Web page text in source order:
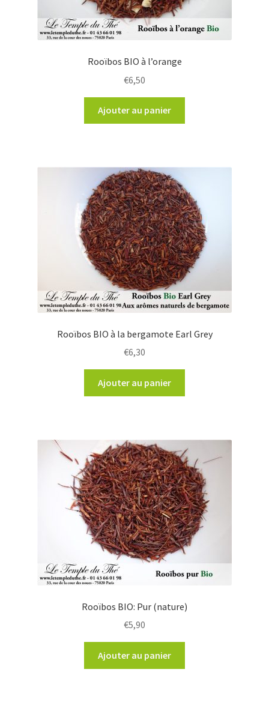
Rooïbos BIO à l’orange
€6,50
Ajouter au panier
Rooïbos BIO à la bergamote Earl Grey
€6,30
Ajouter au panier
Rooïbos BIO: Pur (nature)
€5,90
Ajouter au panier